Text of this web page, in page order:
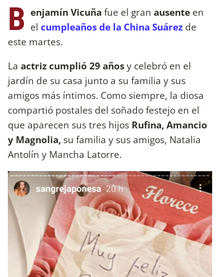
B enjamín Vicuña fue el gran ausente en
el cumpleaños de la China Suárez de
este martes.
La actriz cumplió 29 añosy celebró en el
jardín de su casa junto a su familia y sus
amigos más íntimos. Como siempre, la diosa
compartió postales del soñado festejo en el
que aparecen sus tres hijos Rufina, Amancio
y Magnolia, su familia y sus amigos, Natalia
Antolín y Mancha Latorre.